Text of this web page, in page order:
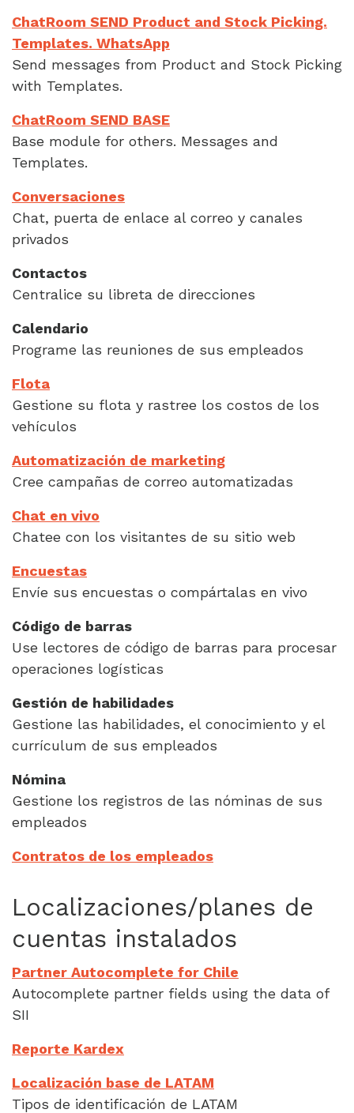
ChatRoom SEND Product and Stock Picking.
Templates. WhatsApp
Send messages from Product and Stock Picking
with Templates.
ChatRoom SEND BASE
Base module for others. Messages and
Templates.
Conversaciones
Chat, puerta de enlace al correo y canales
privados
Contactos
Centralice su libreta de direcciones
Calendario
Programe las reuniones de sus empleados
Flota
Gestione su flota y rastree los costos de los
vehículos
Automatización de marketing
Cree campañas de correo automatizadas
Chat en vivo
Chatee con los visitantes de su sitio web
Encuestas
Envíe sus encuestas o compártalas en vivo
Código de barras
Use lectores de código de barras para procesar
operaciones logísticas
Gestión de habilidades
Gestione las habilidades, el conocimiento y el
currículum de sus empleados
Nómina
Gestione los registros de las nóminas de sus
empleados
Contratos de los empleados
Localizaciones/planes de
cuentas instalados
Partner Autocomplete for Chile
Autocomplete partner fields using the data of
SII
Reporte Kardex
Localización base de LATAM
Tipos de identificación de LATAM